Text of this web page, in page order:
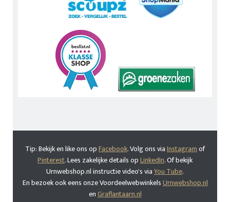
Tip: Bekijk en like ons opFacebook. Volg ons viaInstagramof
Pinterest. Lees zakelijke details opLinkedIn. Of bekijk
Urnwebshop.nl instructie video's viaYou Tube.
En bezoek ook eens onze VoordeelwebwinkelsUrnwebshop.nl
enGraflantaarn.nl